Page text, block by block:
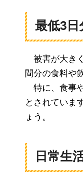
最低3日
被害が大き
間分の食料や
特に、食事
とされていま
ょう。
日常生